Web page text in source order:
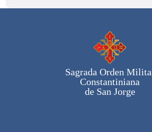
Sagrada Orden
Constantiniana
de San Jorge